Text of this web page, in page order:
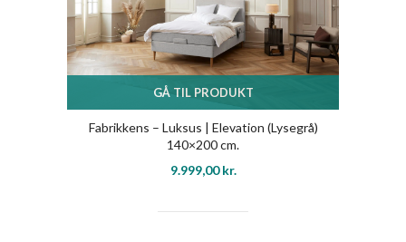
GÅ TIL PRODUKT
Fabrikkens – Luksus | Elevation (Lysegrå)
140×200 cm.
9.999,00kr.